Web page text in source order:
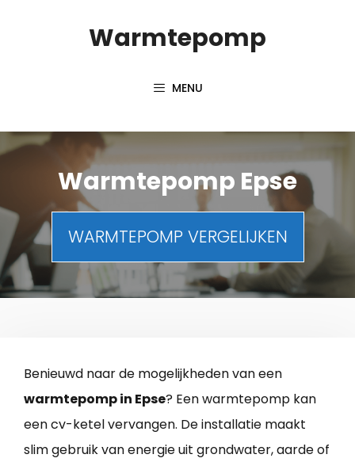
Warmtepomp
MENU
Warmtepomp Epse
WARMTEPOMP VERGELIJKEN
Benieuwd naar de mogelijkheden van een
warmtepomp in Epse? Een warmtepomp kan
een cv-ketel vervangen. De installatie maakt
slim gebruik van energie uit grondwater, aarde of